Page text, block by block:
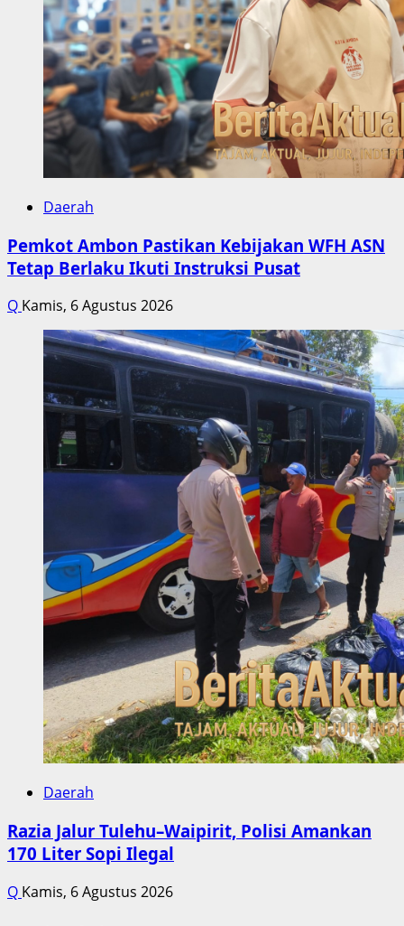
Daerah
Pemkot Ambon Pastikan Kebijakan WFH ASN
Tetap Berlaku Ikuti Instruksi Pusat
Q Kamis, 6 Agustus 2026
Daerah
Razia Jalur Tulehu–Waipirit, Polisi Amankan
170 Liter Sopi Ilegal
Q Kamis, 6 Agustus 2026